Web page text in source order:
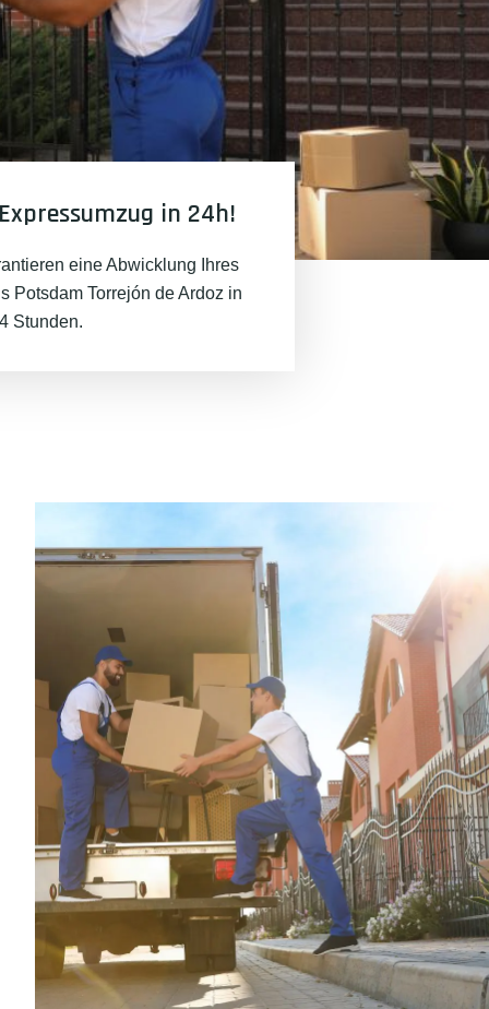
in 24h!
eine Abwicklung Ihres
Potsdam Torrejón de Ardoz in
Stunden.